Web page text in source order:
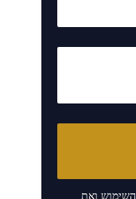
ואת